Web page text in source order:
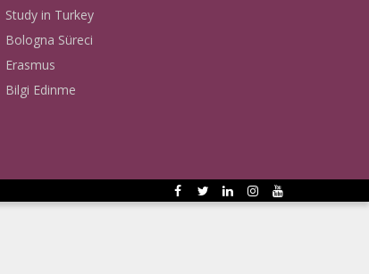
Study in Turkey
Bologna Süreci
Erasmus
Bilgi Edinme